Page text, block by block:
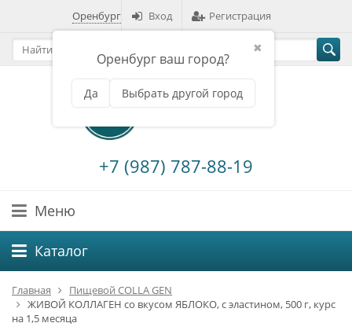
Оренбург
✖
Оренбург ваш город?
Да Выбрать другой город
Вход Регистрация
+7 (987) 787-88-19
Меню
Каталог
Главная
Пищевой COLLA GEN
ЖИВОЙ КОЛЛАГЕН со вкусом ЯБЛОКО, с эластином, 500 г, курс
на 1,5 месяца